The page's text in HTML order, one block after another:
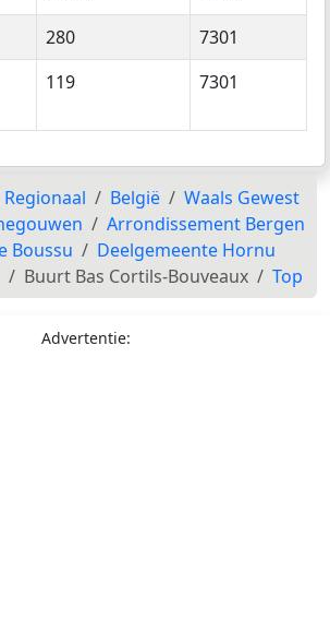
280
7301
119 7301
Regionaal België
Waals Gewest
Arrondissement Bergen
Boussu
Deelgemeente Hornu
Buurt Bas Cortils-Bouveaux Top
Advertentie: